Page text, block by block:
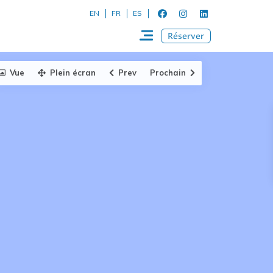
EN FR ES
Réserver
Vue Plein écran Prev Prochain